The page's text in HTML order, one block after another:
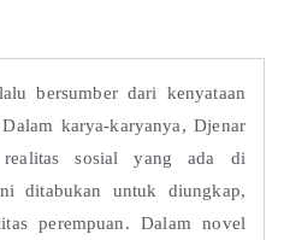
bersumber dari kenyataan
karya-karyanya, Djenar
realitas sosial yang ada di
ditabukan untuk diungkap,
perempuan. Dalam novel